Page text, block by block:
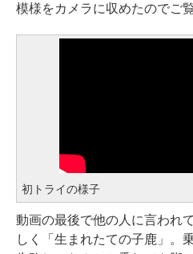
模様をカメラに収めたのでご
初トライの様子
動画の最後で他の人に言われ
しく「生まれたての子鹿」。